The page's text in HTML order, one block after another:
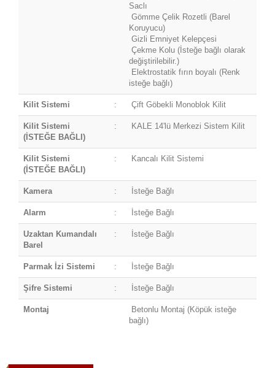
Saclı
Gömme Çelik Rozetli (Barel
Koruyucu)
Gizli Emniyet Kelepçesi
Çekme Kolu (İsteğe bağlı olarak
değiştirilebilir.)
Elektrostatik fırın boyalı (Renk
isteğe bağlı)
Kilit Sistemi : Çift Göbekli Monoblok Kilit
Kilit Sistemi
(İSTEĞE BAĞLI)
: KALE 14'lü Merkezi Sistem Kilit
Kilit Sistemi
(İSTEĞE BAĞLI)
: Kancalı Kilit Sistemi
Kamera : İsteğe Bağlı
Alarm : İsteğe Bağlı
Uzaktan Kumandalı
Barel
: İsteğe Bağlı
Parmak İzi Sistemi : İsteğe Bağlı
Şifre Sistemi : İsteğe Bağlı
Montaj
Betonlu Montaj (Köpük isteğe
bağlı)